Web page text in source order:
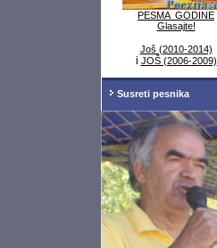
PESMA GODINE
Glasajte!
Još (2010-2014)
i JOŠ (2006-2009)
Susreti pesnika